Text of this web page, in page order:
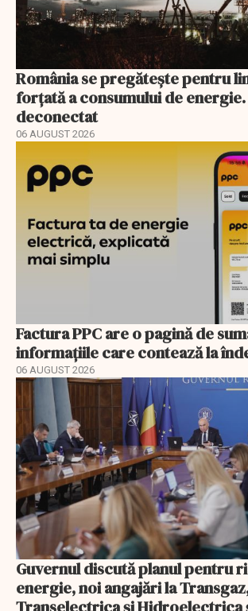
România se pregătește pentru
forțată a consumului de
deconectat
06 AUGUST 2026
Factura PPC are o pagină de
informațiile care contează la
06 AUGUST 2026
Guvernul discută planul pentru
energie, noi angajări la